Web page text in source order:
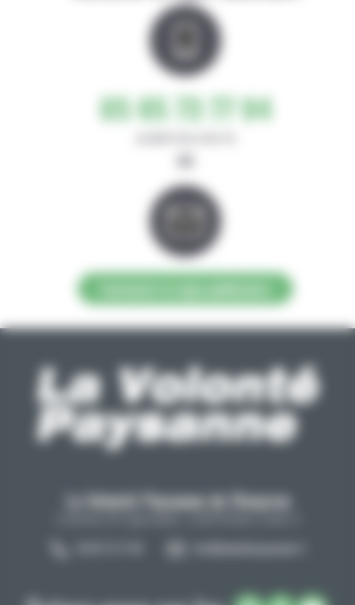
05 65 73 77 94
ou
La Volonté Paysanne de l'Aveyron